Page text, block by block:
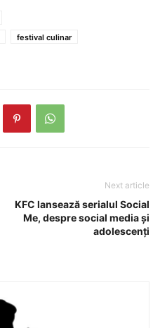
festival culinar
Next article
KFC lansează serialul Social
Me, despre social media şi
adolescenţi